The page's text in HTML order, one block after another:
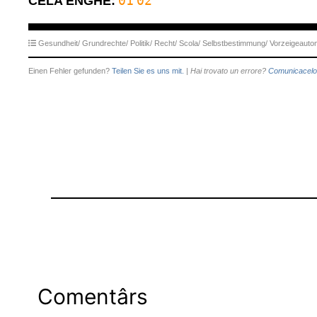
Gesundheit/ Grundrechte/ Politik/ Recht/ Scola/ Selbstbestimmung/
Einen Fehler gefunden? Teilen Sie es uns mit. | Hai trovato un errore? Comunicacelo.
Comentârs